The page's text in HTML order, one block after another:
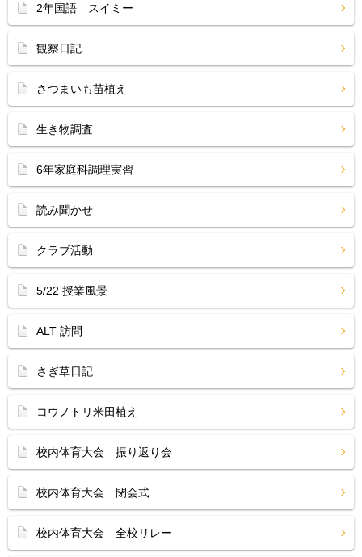
2年国語 スイミー
観察日記
さつまいも苗植え
生き物調査
6年家庭科調理実習
読み聞かせ
クラブ活動
5/22 授業風景
ALT 訪問
さぎ草日記
コウノトリ米田植え
校内体育大会 振り返り会
校内体育大会 閉会式
校内体育大会 全校リレー